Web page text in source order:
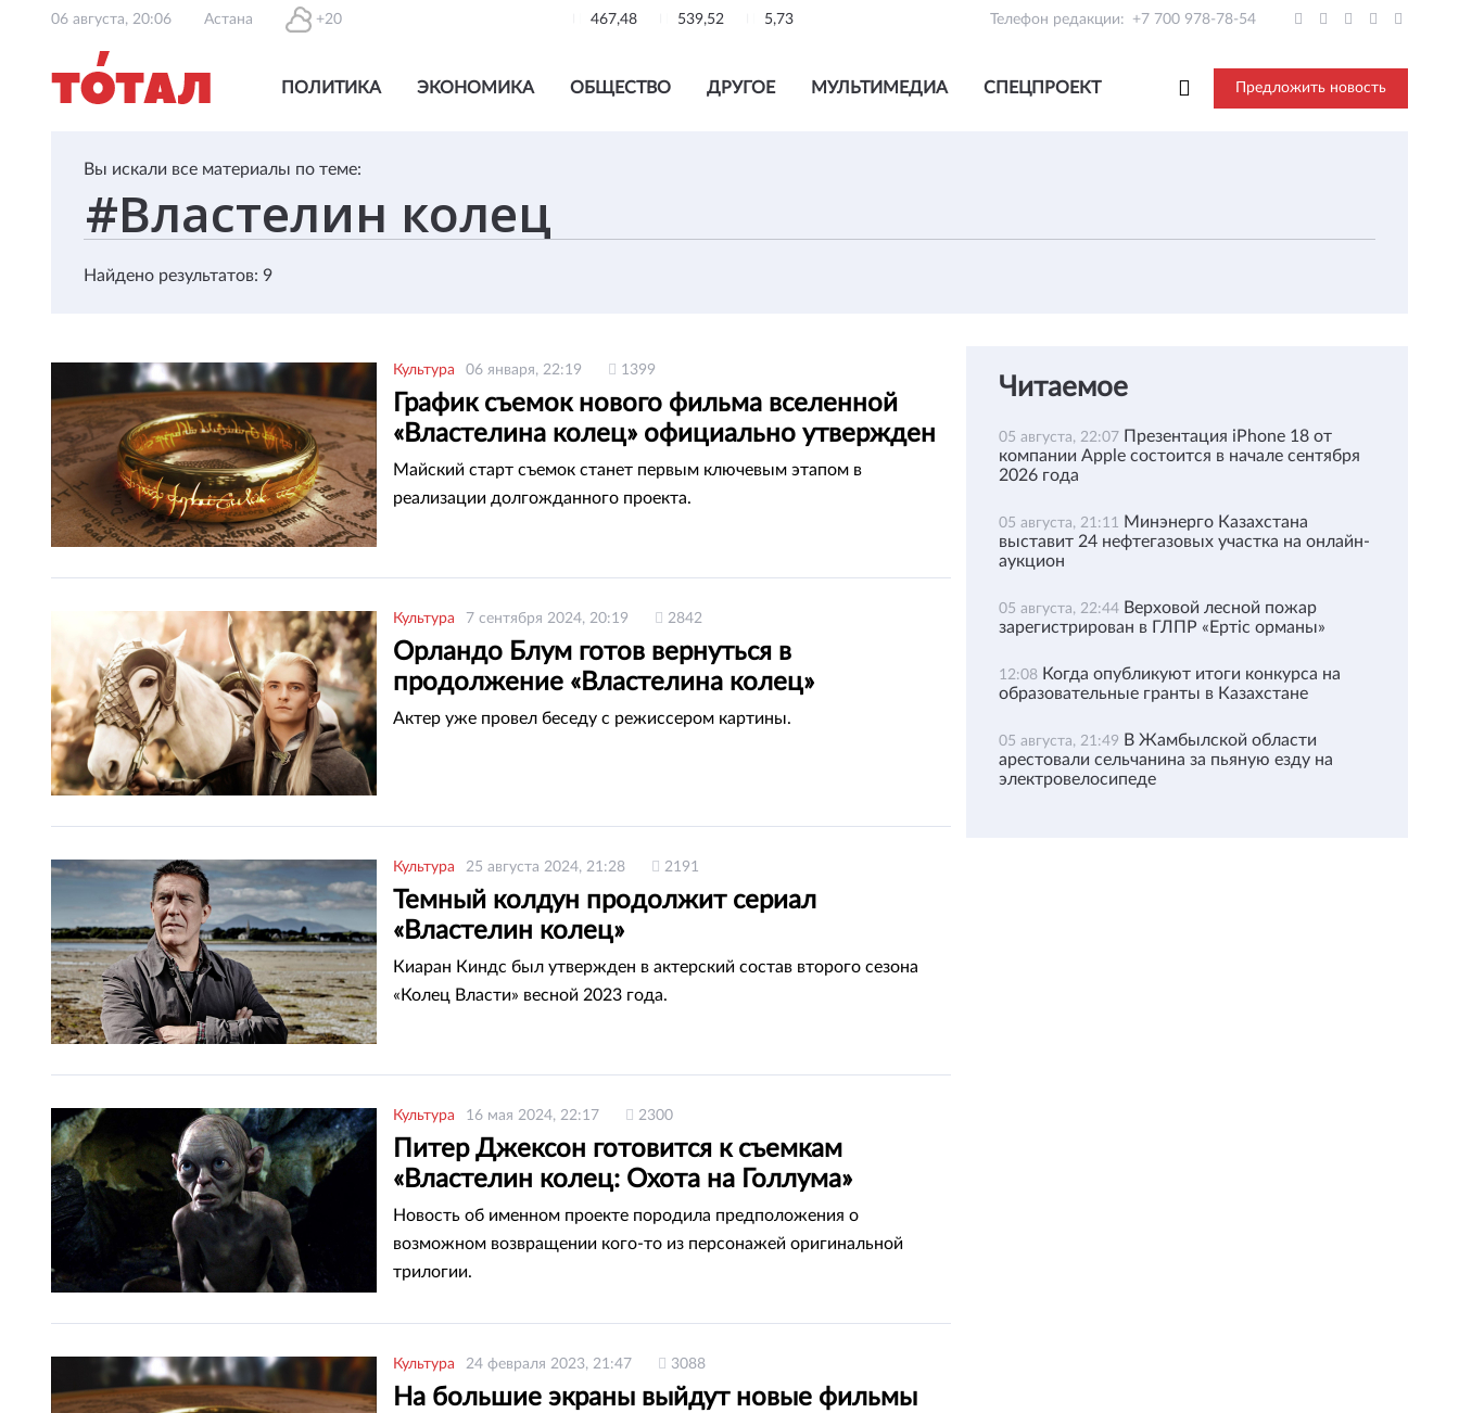
06 августа, 20:06 Астана +20 467,48 539,52 5,73 Телефон редакции: +7 700 978-78-54
ПОЛИТИКА ЭКОНОМИКА ОБЩЕСТВО ДРУГОЕ МУЛЬТИМЕДИА СПЕЦПРОЕКТ Предложить новость
Вы искали все материалы по теме:
Найдено результатов: 9
Культура 06 января, 22:19 1399
График съемок нового фильма вселенной
«Властелина колец» официально утвержден
Майский старт съемок станет первым ключевым этапом в
реализации долгожданного проекта.
Культура 7 сентября 2024, 20:19 2842
Орландо Блум готов вернуться в
продолжение «Властелина колец»
Актер уже провел беседу с режиссером картины.
Культура 25 августа 2024, 21:28 2191
Темный колдун продолжит сериал
«Властелин колец»
Киаран Киндс был утвержден в актерский состав второго сезона
«Колец Власти» весной 2023 года.
Культура 16 мая 2024, 22:17 2300
Питер Джексон готовится к съемкам
«Властелин колец: Охота на Голлума»
Новость об именном проекте породила предположения о
возможном возвращении кого-то из персонажей оригинальной
трилогии.
Культура 24 февраля 2023, 21:47 3088
На большие экраны выйдут новые фильмы
Читаемое
05 августа, 22:07 Презентация iPhone 18 от
компании Apple состоится в начале сентября
2026 года
05 августа, 21:11 Минэнерго Казахстана
выставит 24 нефтегазовых участка на онлайн-
аукцион
05 августа, 22:44 Верховой лесной пожар
зарегистрирован в ГЛПР «Ертіс орманы»
12:08 Когда опубликуют итоги конкурса на
образовательные гранты в Казахстане
05 августа, 21:49 В Жамбылской области
арестовали сельчанина за пьяную езду на
электровелосипеде